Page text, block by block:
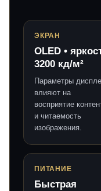
ЭКРАН
OLED •
3200 кд/м²
Параметры
влияют на
восприятие
и читаемость
изображения.
ПИТАНИЕ
Быстрая